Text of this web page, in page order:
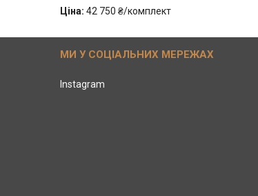
Ціна: 42 750 ₴/комплект
МИ У СОЦІАЛЬНИХ МЕРЕЖАХ
Instagram